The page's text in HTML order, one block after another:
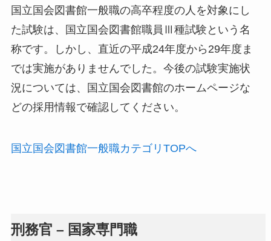
国立国会図書館一般職の高卒程度の人を対象にし
た試験は、国立国会図書館職員Ⅲ種試験という名
称です。しかし、直近の平成24年度から29年度ま
では実施がありませんでした。今後の試験実施状
況については、国立国会図書館のホームページな
どの採用情報で確認してください。
国立国会図書館一般職カテゴリTOPへ
刑務官 – 国家専門職